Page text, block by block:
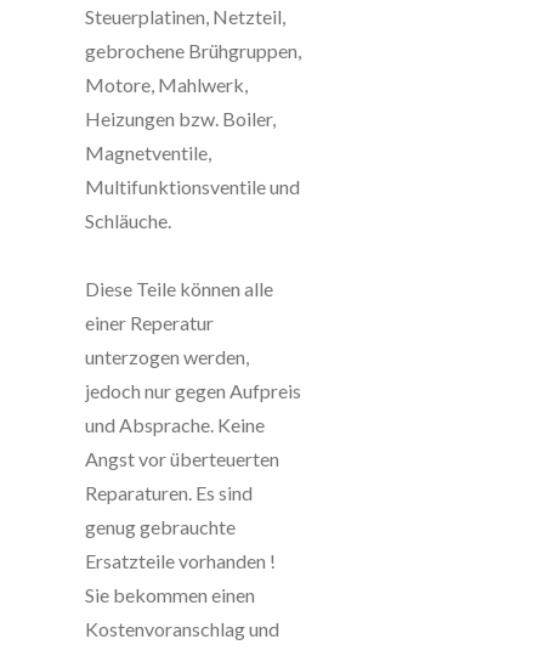
Steuerplatinen, Netzteil,
gebrochene Brühgruppen,
Motore, Mahlwerk,
Heizungen bzw. Boiler,
Magnetventile,
Multifunktionsventile und
Schläuche.
Diese Teile können alle
einer Reperatur
unterzogen werden,
jedoch nur gegen Aufpreis
und Absprache. Keine
Angst vor überteuerten
Reparaturen. Es sind
genug gebrauchte
Ersatzteile vorhanden !
Sie bekommen einen
Kostenvoranschlag und